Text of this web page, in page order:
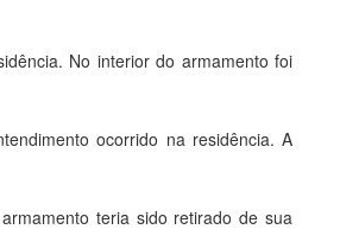
No interior do armamento foi
ocorrido na residência. A
teria sido retirado de sua